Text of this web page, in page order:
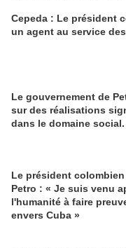
Cepeda : Le président
un agent au service
Le gouvernement de
sur des réalisations
dans le domaine social.
Le président
Petro : « Je suis venu
l'humanité à faire
envers Cuba »